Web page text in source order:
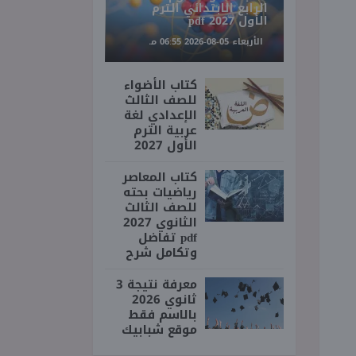
الرابع الابتدائي الترم
الأول 2027 pdf
الأربعاء 05-08-2026 06:55 مـ
كتاب الأضواء
للصف الثالث
الإعدادي لغة
عربية الترم
الأول 2027
كتاب المعاصر
رياضيات بحته
للصف الثالث
الثانوي 2027
pdf تفاضل
وتكامل شرح
معرفة نتيجة 3
ثانوي 2026
بالاسم فقط
موقع شبابيك